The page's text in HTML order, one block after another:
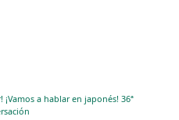
a hablar en japonés! 36ª